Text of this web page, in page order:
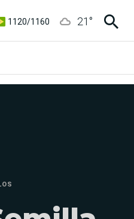
3,6/3,9
21 °